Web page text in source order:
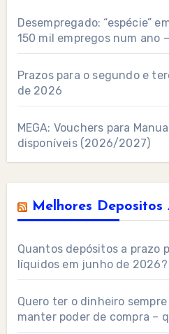
Desempregado: “espécie”
150 mil empregos num ano
Prazos para o segundo e
de 2026
MEGA: Vouchers para
disponíveis (2026/2027)
Melhores Depositos
Quantos depósitos a prazo
líquidos em junho de 2026?
Quero ter o dinheiro
manter poder de compra –